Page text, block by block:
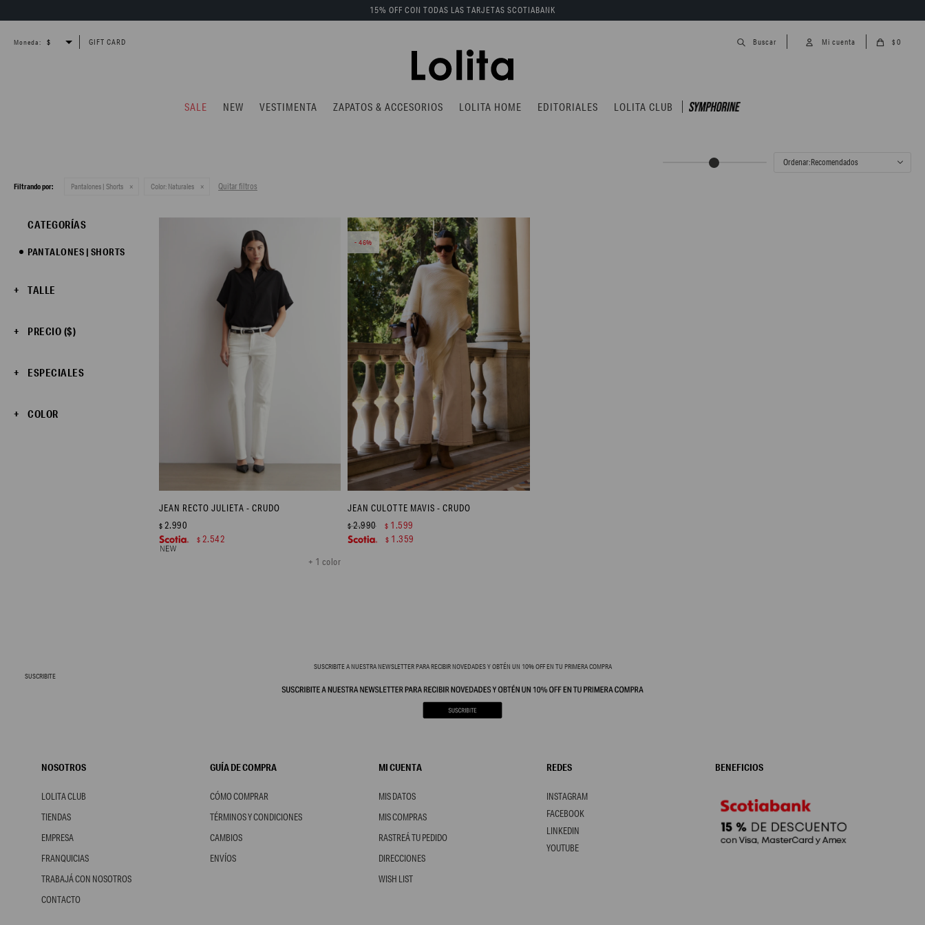
SALE NEW VESTIMENTA ZAPATOS & ACCESORIOS LOLITA HOME EDITORIALES LOLITA CLUB
$ 0
15% OFF CON TODAS LAS TARJETAS SCOTIABANK
Moneda: GIFT CARD
Recomendados
Filtrando por: Pantalones | Shorts Color: Naturales Quitar filtros
JEAN RECTO JULIETA - CRUDO
+ 1 color
$ 2.990
$ 2.542
46
JEAN CULOTTE MAVIS - CRUDO
$2.990 $ 1.599
$ 1.359
CATEGORÍAS
PANTALONES | SHORTS
TALLE
PRECIO ($)
ESPECIALES
COLOR
SUSCRIBITE A NUESTRA NEWSLETTER PARA RECIBIR NOVEDADES Y OBTÉN UN 10% OFF EN TU PRIMERA COMPRA
SUSCRIBITE
NOSOTROS
LOLITA CLUB
TIENDAS
EMPRESA
FRANQUICIAS
TRABAJÁ CON NOSOTROS
CONTACTO
GUÍA DE COMPRA
CÓMO COMPRAR
TÉRMINOS Y CONDICIONES
CAMBIOS
ENVÍOS
MI CUENTA
MIS DATOS
MIS COMPRAS
RASTREÁ TU PEDIDO
DIRECCIONES
WISH LIST
REDES
FACEBOOK
YOUTUBE
INSTAGRAM
LINKEDIN
BENEFICIOS